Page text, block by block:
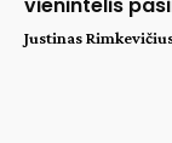
vienintelis
Justinas